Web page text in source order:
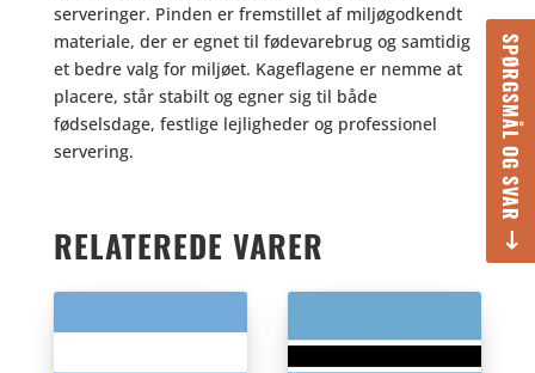
SPØRGSMÅL OG SVAR
serveringer. Pinden er fremstillet af miljøgodkendt
materiale, der er egnet til fødevarebrug og samtidig
et bedre valg for miljøet. Kageflagene er nemme at
placere, står stabilt og egner sig til både
fødselsdage, festlige lejligheder og professionel
servering.
RELATEREDE VARER